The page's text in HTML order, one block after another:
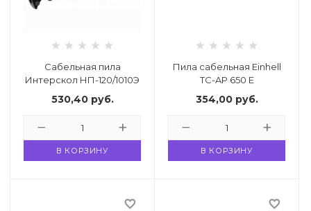
Сабельная пила
Интерскол НП-120/1010Э
530,40 руб.
В КОРЗИНУ
Пила сабельная Einhell
TC-AP 650 E
354,00 руб.
В КОРЗИНУ
favorite_border
favorite_border